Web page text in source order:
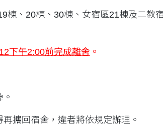
棟、20棟、30棟、女宿區21棟及二教
下午2:00前完成離舍 。
攜回宿舍，違者將依規定辦理。